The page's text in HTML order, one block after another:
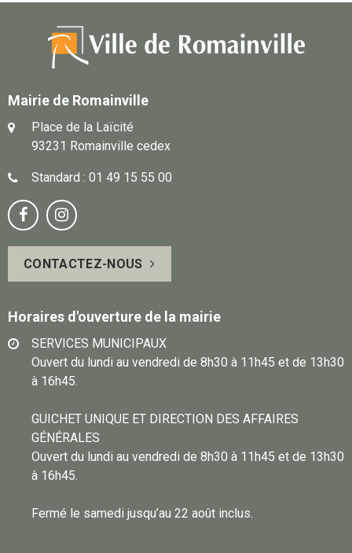
Mairie de Romainville
Place de la Laïcité
93231 Romainville cedex
Standard : 01 49 15 55 00
Notre
page
Facebook
Suivez-
vous
sur
CONTACTEZ-NOUS
Horaires d'ouverture de la mairie
SERVICES MUNICIPAUX
Ouvert du lundi au vendredi de 8h30 à 11h45 et de 13h30
à 16h45.
GUICHET UNIQUE ET DIRECTION DES AFFAIRES
GÉNÉRALES
Ouvert du lundi au vendredi de 8h30 à 11h45 et de 13h30
à 16h45.
Fermé le samedi jusqu’au 22 août inclus.